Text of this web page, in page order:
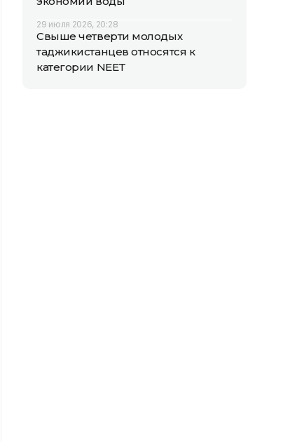
29 июля 2026, 20:28
Свыше четверти молодых
таджикистанцев относятся к
категории NEET